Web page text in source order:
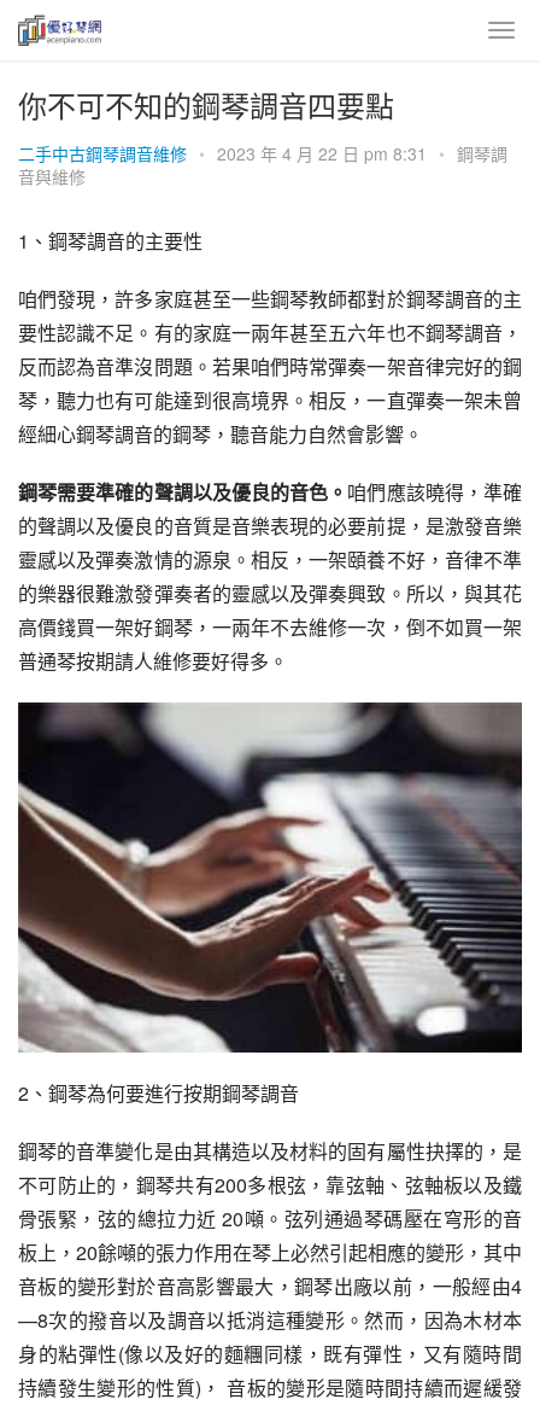
你不可不知的鋼琴調音四要點
二手中古鋼琴調音維修 • 2023 年 4 月 22 日 pm 8:31 • 鋼琴調
音與維修
1、鋼琴調音的主要性
咱們發現，許多家庭甚至一些鋼琴教師都對於鋼琴調音的主
要性認識不足。有的家庭一兩年甚至五六年也不鋼琴調音，
反而認為音準沒問題。若果咱們時常彈奏一架音律完好的鋼
琴，聽力也有可能達到很高境界。相反，一直彈奏一架未曾
經細心鋼琴調音的鋼琴，聽音能力自然會影響。
鋼琴需要準確的聲調以及優良的音色。 咱們應該曉得，準確
的聲調以及優良的音質是音樂表現的必要前提，是激發音樂
靈感以及彈奏激情的源泉。相反，一架頤養不好，音律不準
的樂器很難激發彈奏者的靈感以及彈奏興致。所以，與其花
高價錢買一架好鋼琴，一兩年不去維修一次，倒不如買一架
普通琴按期請人維修要好得多。
2、鋼琴為何要進行按期鋼琴調音
鋼琴的音準變化是由其構造以及材料的固有屬性抉擇的，是
不可防止的，鋼琴共有200多根弦，靠弦軸、弦軸板以及鐵
骨張緊，弦的總拉力近 20噸。弦列通過琴碼壓在穹形的音
板上，20餘噸的張力作用在琴上必然引起相應的變形，其中
音板的變形對於音高影響最大，鋼琴出廠以前，一般經由4
—8次的撥音以及調音以抵消這種變形。然而，因為木材本
身的粘彈性(像以及好的麵糰同樣，既有彈性，又有隨時間
持續發生變形的性質)， 音板的變形是隨時間持續而遲緩發